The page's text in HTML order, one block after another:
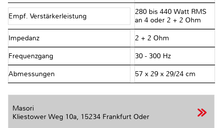
Empf. Verstärkerleistung
280 bis 440 Watt RMS
an 4 oder 2 + 2 Ohm
Impedanz 2 + 2 Ohm
Frequenzgang 30 - 300 Hz
Abmessungen 57 x 29 x 29/24 cm
Masori
Kliestower Weg 10a, 15234 Frankfurt Oder